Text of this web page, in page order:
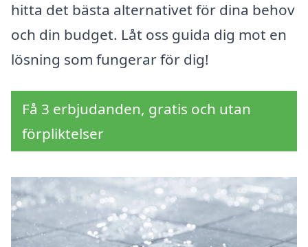
hitta det bästa alternativet för dina behov
och din budget. Låt oss guida dig mot en
lösning som fungerar för dig!
Få 3 erbjudanden, gratis och utan
förpliktelser